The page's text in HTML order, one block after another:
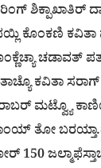
ಶಿಕ್ಪಾಖಾತಿರ್
ಕೊಂಕಣಿ ಕವಿತಾ
ಚಡಾವತ್
ಕವಿತಾ
ಮಟ್ವ್ಯೊ
ತೋ
150